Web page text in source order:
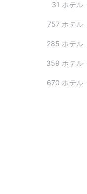
31 ホテル
757 ホテル
285 ホテル
359 ホテル
670 ホテル